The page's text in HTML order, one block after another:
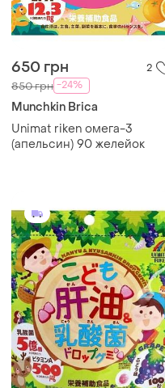
650 грн 2
850 грн -24%
Munchkin Brica
Unimat riken омега-3
(апельсин) 90 желейок